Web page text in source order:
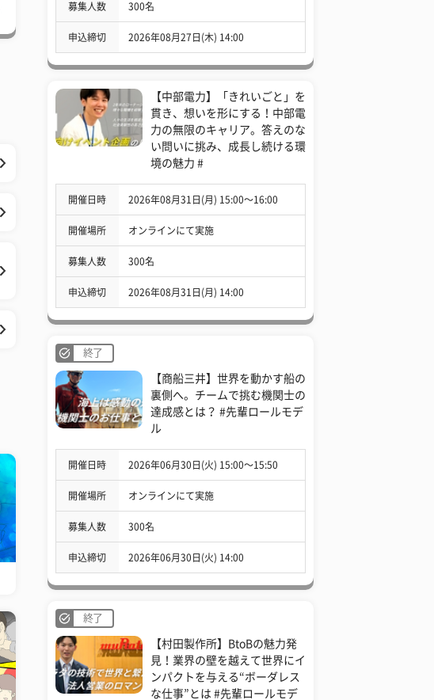
募集人数 300名
申込締切 2026年08月27日(木) 14:00
【中部電力】「きれいごと」を
貫き、想いを形にする！中部電
力の無限のキャリア。答えのな
い問いに挑み、成長し続ける環
境の魅力 #
開催日時 2026年08月31日(月) 15:00〜16:00
開催場所 オンラインにて実施
募集人数 300名
申込締切 2026年08月31日(月) 14:00
終了
【商船三井】世界を動かす船の
裏側へ。チームで挑む機関士の
達成感とは？ #先輩ロールモデ
ル
開催日時 2026年06月30日(火) 15:00〜15:50
開催場所 オンラインにて実施
募集人数 300名
申込締切 2026年06月30日(火) 14:00
終了
【村田製作所】BtoBの魅力発
見！業界の壁を越えて世界にイ
ンパクトを与える“ボーダレス
な仕事”とは #先輩ロールモデ